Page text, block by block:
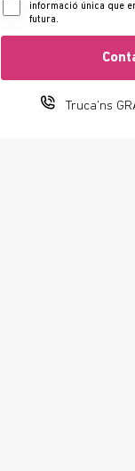
informació única que
futura.
Truca'ns